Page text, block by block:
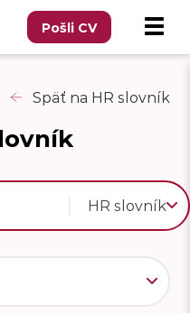
Pošli CV
Späť na HR slovník
HR slovník